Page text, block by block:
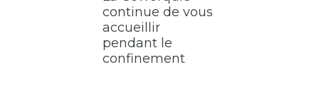
continue de vous
accueillir
pendant le
confinement